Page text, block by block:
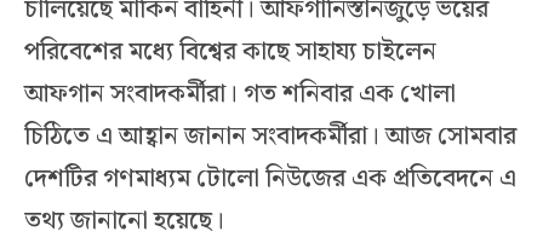
চালিয়েছে মার্কিন বাহিনী। আফগানিস্তানজুড়ে ভয়ের
পরিবেশের মধ্যে বিশ্বের কাছে সাহায্য চাইলেন
আফগান সংবাদকর্মীরা। গত শনিবার এক খোলা
চিঠিতে এ আহ্বান জানান সংবাদকর্মীরা। আজ সোমবার
দেশটির গণমাধ্যম টোলো নিউজের এক প্রতিবেদনে এ
তথ্য জানানো হয়েছে।